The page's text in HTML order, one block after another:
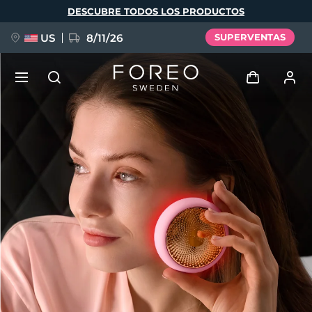
DESCUBRE TODOS LOS PRODUCTOS
US 8/11/26 SUPERVENTAS
Iniciar sesión
Perfil de usuario
Mis dispositivos
Mis pedidos
Mis direcciones
Mis suscripciones
FAQ™ Pure Beauty-Tech Elixir
BREAKING NEWS
issa™ Teeth Whitening Set
Idioma
Deutsch
Español
Français
Italiano
Português
Polski
Svenska
Русский
Türkçe
简体中文 繁體中文